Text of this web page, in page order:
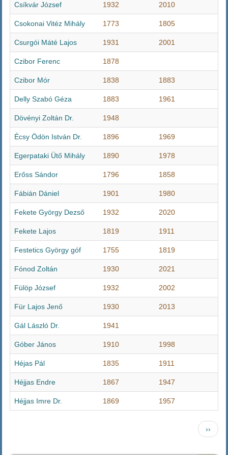
Csíkvár József 1932 2010
Csokonai Vitéz Mihály 1773 1805
Csurgói Máté Lajos 1931 2001
Czibor Ferenc 1878
Czibor Mór 1838 1883
Delly Szabó Géza 1883 1961
Dövényi Zoltán Dr. 1948
Écsy Ödön István Dr. 1896 1969
Egerpataki Ütő Mihály 1890 1978
Erőss Sándor 1796 1858
Fábián Dániel 1901 1980
Fekete György Dezső 1932 2020
Fekete Lajos 1819 1911
Festetics György góf 1755 1819
Fónod Zoltán 1930 2021
Fülöp József 1932 2002
Für Lajos Jenő 1930 2013
Gál László Dr. 1941
Góber János 1910 1998
Héjas Pál 1835 1911
Héjjas Endre 1867 1947
Héjjas Imre Dr. 1869 1957
oldal
››